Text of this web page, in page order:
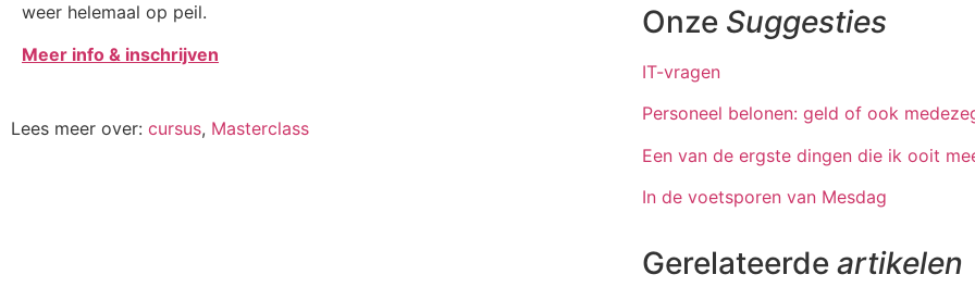
weer helemaal op peil.
Meer info & inschrijven
Lees meer over: cursus, Masterclass
Onze Suggesties
IT-vragen
Personeel belonen: geld of ook
Een van de ergste dingen die ik ooit
In de voetsporen van Mesdag
Gerelateerde artikelen